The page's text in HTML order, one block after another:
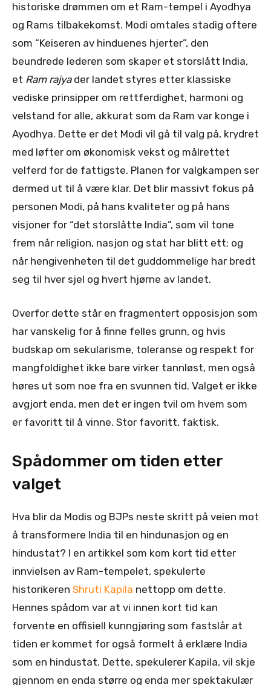
historiske drømmen om et Ram-tempel i Ayodhya
og Rams tilbakekomst. Modi omtales stadig oftere
som “Keiseren av hinduenes hjerter”, den
beundrede lederen som skaper et storslått India,
et Ram rajyader landet styres etter klassiske
vediske prinsipper om rettferdighet, harmoni og
velstand for alle, akkurat som da Ram var konge i
Ayodhya. Dette er det Modi vil gå til valg på, krydret
med løfter om økonomisk vekst og målrettet
velferd for de fattigste. Planen for valgkampen ser
dermed ut til å være klar. Det blir massivt fokus på
personen Modi, på hans kvaliteter og på hans
visjoner for “det storslåtte India”, som vil tone
frem når religion, nasjon og stat har blitt ett; og
når hengivenheten til det guddommelige har bredt
seg til hver sjel og hvert hjørne av landet.
Overfor dette står en fragmentert opposisjon som
har vanskelig for å finne felles grunn, og hvis
budskap om sekularisme, toleranse og respekt for
mangfoldighet ikke bare virker tannløst, men også
høres ut som noe fra en svunnen tid. Valget er ikke
avgjort enda, men det er ingen tvil om hvem som
er favoritt til å vinne. Stor favoritt, faktisk.
Spådommer om tiden etter
valget
Hva blir da Modis og BJPs neste skritt på veien mot
å transformere India til en hindunasjon og en
hindustat? I en artikkel som kom kort tid etter
innvielsen av Ram-tempelet, spekulerte
historikeren Shruti Kapila nettopp om dette.
Hennes spådom var at vi innen kort tid kan
forvente en offisiell kunngjøring som fastslår at
tiden er kommet for også formelt å erklære India
som en hindustat. Dette, spekulerer Kapila, vil skje
gjennom en enda større og enda mer spektakulær